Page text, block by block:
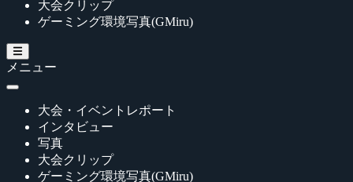
大会クリップ
ゲーミング環境写真(GMiru)
メニュー
大会・イベントレポート
インタビュー
写真
大会クリップ
ゲーミング環境写真(GMiru)